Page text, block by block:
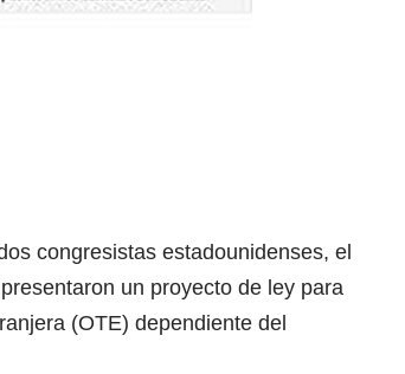
congresistas estadounidenses, el
un proyecto de ley para
(OTE) dependiente del